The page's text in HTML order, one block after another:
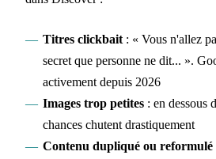
Titres clickbait: « Vous n'allez
secret que personne ne dit... ».
activement depuis 2026
Images trop petites: en dessous
chances chutent drastiquement
Contenu dupliqué ou reformulé